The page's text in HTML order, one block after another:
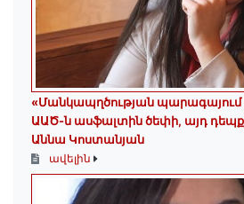
«Մանկապղծության պարագայում
ԱԱԾ-ն ասֆալտին ծեփի, այդ
Աննա Կոստանյան
ավելին